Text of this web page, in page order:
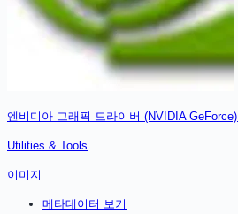
엔비디아 그래픽 드라이버 (NVIDIA GeForce)
Utilities & Tools
이미지
메타데이터 보기